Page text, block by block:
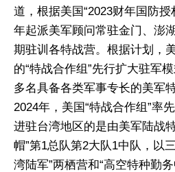
道，根据美国“2023财年国防
年起派美军顾问常驻金门、澎
期驻训各特战营。根据计划，
的“特战合作组”先行扩大驻军
多名具备各类军事专长的美军
2024年，美国“特战合作组”率
进驻台湾地区的是由美军陆战
帽”第1总队第2大队1中队，以
湾陆军”两栖营和“高空特种勤